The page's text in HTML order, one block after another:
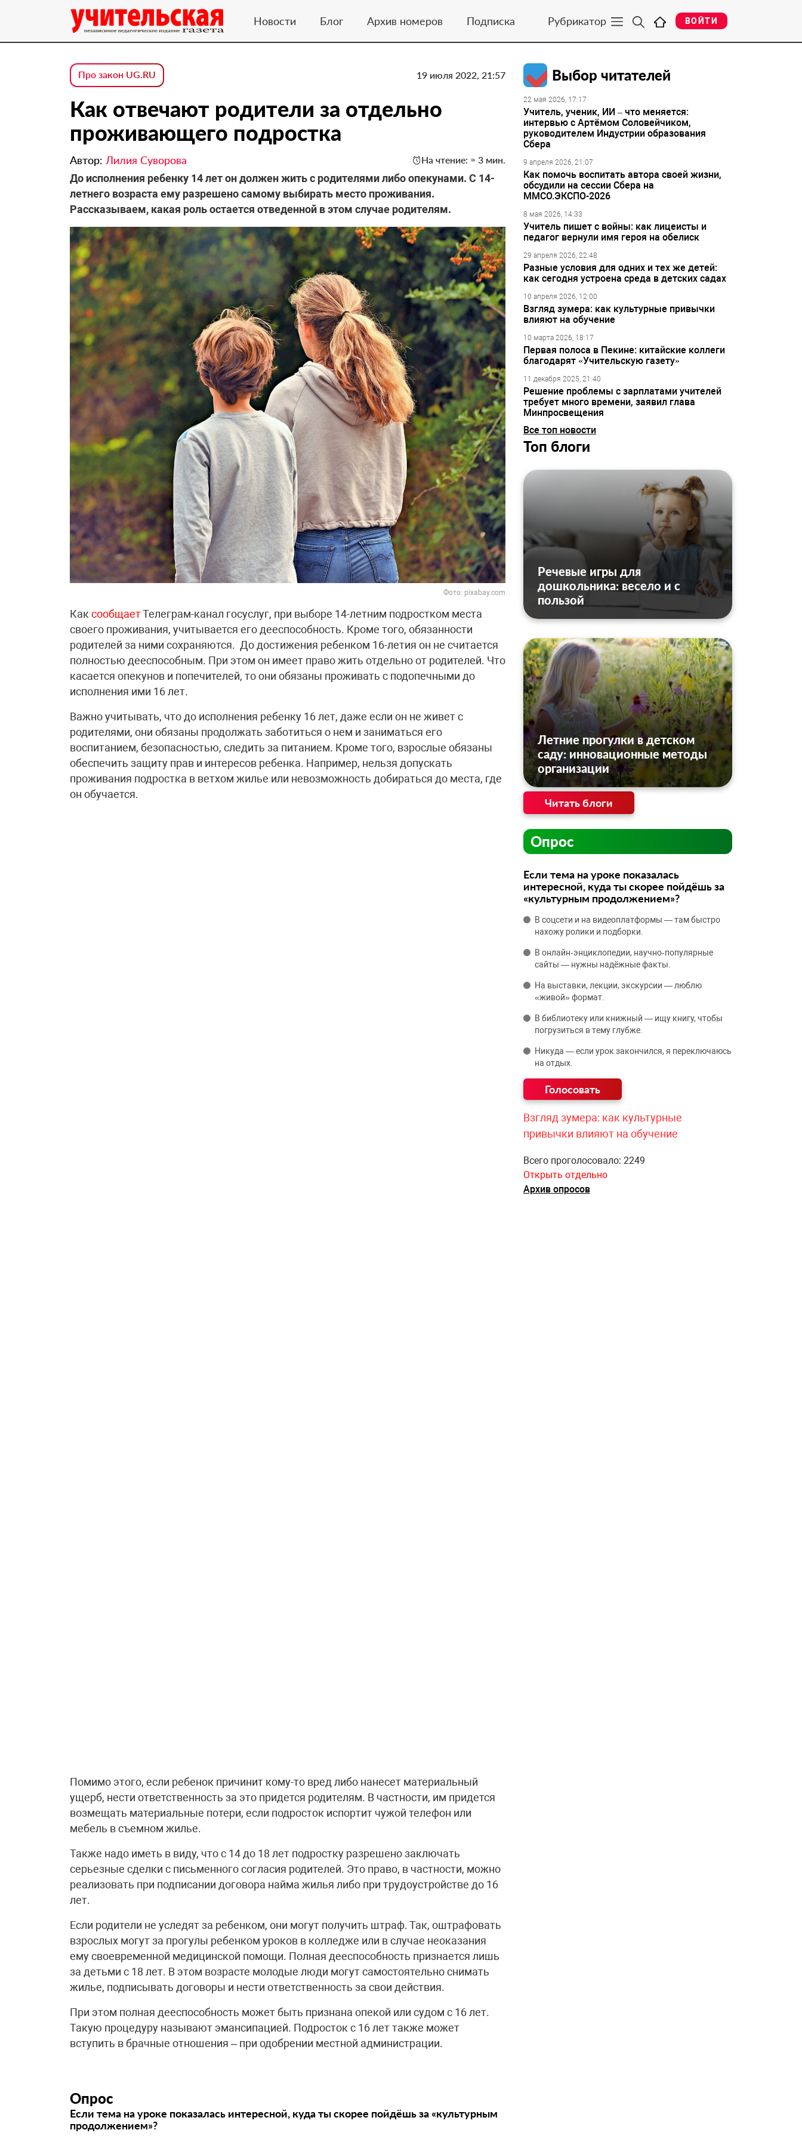
Новости Блог Архив номеров Подписка Рубрикатор ВОЙТИ
Про закон UG.RU 19 июля 2022, 21:57
Как отвечают родители за отдельно
проживающего подростка
Автор: Лилия Суворова На чтение: ≈ 3 мин.
До исполнения ребенку 14 лет он должен жить с родителями либо опекунами. С 14-
летнего возраста ему разрешено самому выбирать место проживания.
Рассказываем, какая роль остается отведенной в этом случае родителям.
Фото: pixabay.com
Как сообщаетТелеграм-канал госуслуг, при выборе 14-летним подростком места
своего проживания, учитывается его дееспособность. Кроме того, обязанности
родителей за ними сохраняются. До достижения ребенком 16-летия он не считается
полностью дееспособным. При этом он имеет право жить отдельно от родителей. Что
касается опекунов и попечителей, то они обязаны проживать с подопечными до
исполнения ими 16 лет.
Важно учитывать, что до исполнения ребенку 16 лет, даже если он не живет с
родителями, они обязаны продолжать заботиться о нем и заниматься его
воспитанием, безопасностью, следить за питанием. Кроме того, взрослые обязаны
обеспечить защиту прав и интересов ребенка. Например, нельзя допускать
проживания подростка в ветхом жилье или невозможность добираться до места, где
он обучается.
Помимо этого, если ребенок причинит кому-то вред либо нанесет материальный
ущерб, нести ответственность за это придется родителям. В частности, им придется
возмещать материальные потери, если подросток испортит чужой телефон или
мебель в съемном жилье.
Также надо иметь в виду, что с 14 до 18 лет подростку разрешено заключать
серьезные сделки с письменного согласия родителей. Это право, в частности, можно
реализовать при подписании договора найма жилья либо при трудоустройстве до 16
лет.
Если родители не уследят за ребенком, они могут получить штраф. Так, оштрафовать
взрослых могут за прогулы ребенком уроков в колледже или в случае неоказания
ему своевременной медицинской помощи. Полная дееспособность признается лишь
за детьми с 18 лет. В этом возрасте молодые люди могут самостоятельно снимать
жилье, подписывать договоры и нести ответственность за свои действия.
При этом полная дееспособность может быть признана опекой или судом с 16 лет.
Такую процедуру называют эмансипацией. Подросток с 16 лет также может
вступить в брачные отношения – при одобрении местной администрации.
Опрос
Если тема на уроке показалась интересной, куда ты скорее пойдёшь за «культурным
продолжением»?
Выбор читателей
22 мая 2026, 17:17
Учитель, ученик, ИИ – что меняется:
интервью с Артёмом Соловейчиком,
руководителем Индустрии образования
Сбера
9 апреля 2026, 21:07
Как помочь воспитать автора своей жизни,
обсудили на сессии Сбера на
ММСО.ЭКСПО-2026
8 мая 2026, 14:33
Учитель пишет с войны: как лицеисты и
педагог вернули имя героя на обелиск
29 апреля 2026, 22:48
Разные условия для одних и тех же детей:
как сегодня устроена среда в детских садах
10 апреля 2026, 12:00
Взгляд зумера: как культурные привычки
влияют на обучение
10 марта 2026, 18:17
Первая полоса в Пекине: китайские коллеги
благодарят «Учительскую газету»
11 декабря 2025, 21:40
Решение проблемы с зарплатами учителей
требует много времени, заявил глава
Минпросвещения
Все топ новости
Топ блоги
Речевые игры для
дошкольника: весело и с
пользой
Летние прогулки в детском
саду: инновационные методы
организации
Читать блоги
Опрос
Если тема на уроке показалась
интересной, куда ты скорее пойдёшь за
«культурным продолжением»?
В соцсети и на видеоплатформы — там быстро
нахожу ролики и подборки.
В онлайн‑энциклопедии, научно‑популярные
сайты — нужны надёжные факты.
На выставки, лекции, экскурсии — люблю
«живой» формат.
В библиотеку или книжный — ищу книгу, чтобы
погрузиться в тему глубже.
Никуда — если урок закончился, я переключаюсь
на отдых.
Взгляд зумера: как культурные
привычки влияют на обучение
Всего проголосовало: 2249
Открыть отдельно
Архив опросов